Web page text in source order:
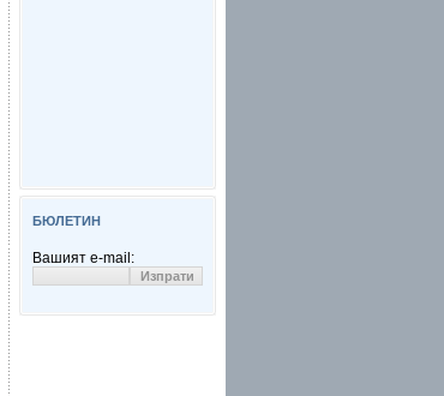
БЮЛЕТИН
Вашият e-mail: